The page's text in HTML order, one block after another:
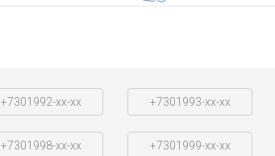
+7301992-xx-xx +7301993-xx-xx
+7301998-xx-xx +7301999-xx-xx